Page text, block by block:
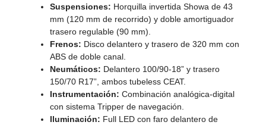
Suspensiones: Horquilla invertida Showa de 43
mm (120 mm de recorrido) y doble amortiguador
trasero regulable (90 mm).
Frenos: Disco delantero y trasero de 320 mm con
ABS de doble canal.
Neumáticos: Delantero 100/90-18” y trasero
150/70 R17”, ambos tubeless CEAT.
Instrumentación: Combinación analógica-digital
con sistema Tripper de navegación.
Iluminación: Full LED con faro delantero de